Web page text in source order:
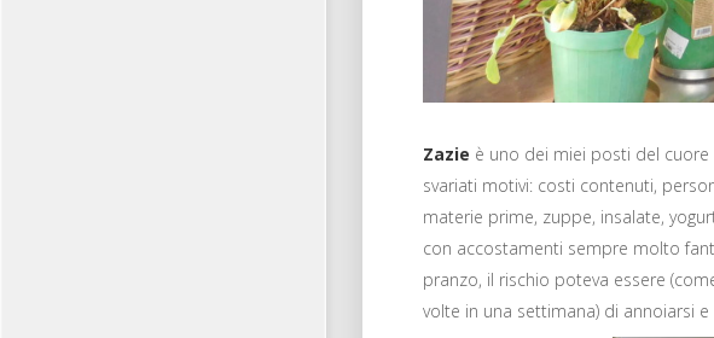
Zazie è uno dei miei posti del
svariati motivi: costi contenuti,
materie prime, zuppe, insalate,
con accostamenti sempre molto
pranzo, il rischio poteva essere
volte in una settimana) di annoiarsi e